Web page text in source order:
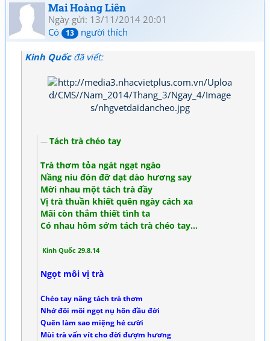
Mai Hoàng Liên
Ngày gửi: 13/11/2014 20:01
Có
13 người thích
Kinh Quốcđã viết:
Tách trà chéo tay
Trà thơm tỏa ngát ngạt ngào
Nầng niu đón đỡ dạt dào hương say
Mời nhau một tách trà đầy
Vị trà thuần khiết quên ngày cách xa
Mãi còn thắm thiết tình ta
Có nhau hôm sớm tách trà chéo tay…
Kinh Quốc 29.8.14
Ngọt môi vị trà
Chéo tay nâng tách trà thơm
Nhớ đôi môi ngọt nụ hôn đầu đời
Quên làm sao miệng hé cười
Mùi trà vấn vít cho đời đượm hương